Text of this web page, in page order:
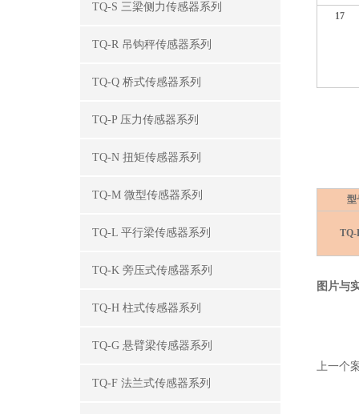
TQ-S 三梁侧力传感器系列
TQ-R 吊钩秤传感器系列
TQ-Q 桥式传感器系列
TQ-P 压力传感器系列
TQ-N 扭矩传感器系列
TQ-M 微型传感器系列
TQ-L 平行梁传感器系列
TQ-K 旁压式传感器系列
TQ-H 柱式传感器系列
TQ-G 悬臂梁传感器系列
TQ-F 法兰式传感器系列
17
型
TQ-
图片与
上一个